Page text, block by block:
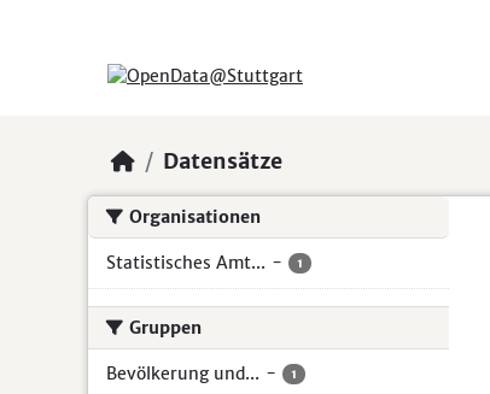
Datensätze
Organisationen
Statistisches Amt... - 1
Gruppen
Bevölkerung und... - 1